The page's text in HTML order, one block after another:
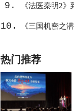
9. 《法医秦明2
10. 《三国机密之
热门推荐